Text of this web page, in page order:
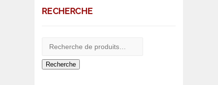
RECHERCHE
Recherche